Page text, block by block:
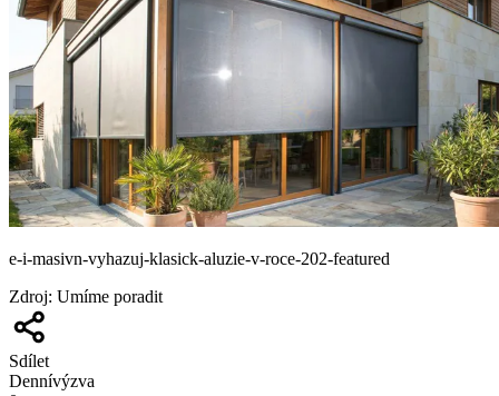
e-i-masivn-vyhazuj-klasick-aluzie-v-roce-202-featured
Zdroj: Umíme poradit
Sdílet
Dennívýzva